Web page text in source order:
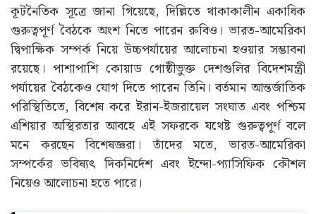
কূটনৈতিক সূত্রে জানা গিয়েছে, দিল্লিতে থাকাকালীন একাধিক
গুরুত্বপূর্ণ বৈঠকে অংশ নিতে পারেন রুবিও। ভারত-আমেরিকা
দ্বিপাক্ষিক সম্পর্ক নিয়ে উচ্চপর্যায়ের আলোচনা হওয়ার সম্ভাবনা
রয়েছে। পাশাপাশি কোয়াড গোষ্ঠীভুক্ত দেশগুলির বিদেশমন্ত্রী
পর্যায়ের বৈঠকেও যোগ দিতে পারেন তিনি। বর্তমান আন্তর্জাতিক
পরিস্থিতিতে, বিশেষ করে ইরান-ইজরায়েল সংঘাত এবং পশ্চিম
এশিয়ার অস্থিরতার আবহে এই সফরকে যথেষ্ট গুরুত্বপূর্ণ বলে
মনে করছেন বিশেষজ্ঞরা। তাঁদের মতে, ভারত-আমেরিকা
সম্পর্কের ভবিষ্যৎ দিকনির্দেশ এবং ইন্দো-প্যাসিফিক কৌশল
নিয়েও আলোচনা হতে পারে।